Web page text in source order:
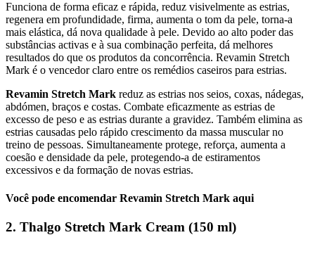
Funciona de forma eficaz e rápida, reduz visivelmente as estrias,
regenera em profundidade, firma, aumenta o tom da pele, torna-a
mais elástica, dá nova qualidade à pele. Devido ao alto poder das
substâncias activas e à sua combinação perfeita, dá melhores
resultados do que os produtos da concorrência. Revamin Stretch
Mark é o vencedor claro entre os remédios caseiros para estrias.
Revamin Stretch Mark reduz as estrias nos seios, coxas, nádegas,
abdómen, braços e costas. Combate eficazmente as estrias de
excesso de peso e as estrias durante a gravidez. Também elimina as
estrias causadas pelo rápido crescimento da massa muscular no
treino de pessoas. Simultaneamente protege, reforça, aumenta a
coesão e densidade da pele, protegendo-a de estiramentos
excessivos e da formação de novas estrias.
Você pode encomendar Revamin Stretch Mark aqui
2. Thalgo Stretch Mark Cream (150 ml)